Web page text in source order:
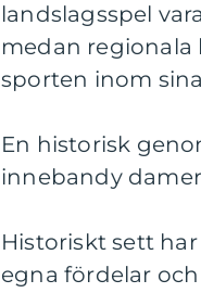
landslagsspel
medan regionala
sporten inom
En historisk
innebandy damer
Historiskt sett
egna fördelar